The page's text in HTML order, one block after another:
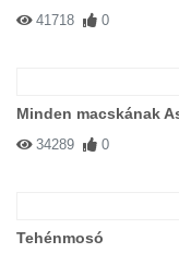
41718 0
Minden macskának
34289 0
Tehénmosó